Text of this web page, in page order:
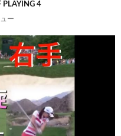
PLAYING 4
ー